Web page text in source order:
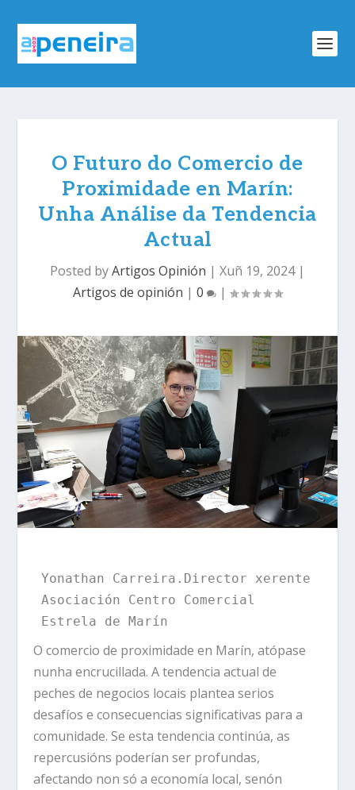
O Futuro do Comercio de
Proximidade en Marín:
Unha Análise da Tendencia
Actual
Posted byArtigos Opinión | Xuñ 19, 2024|
Artigos de opinión | 0 |
Yonathan Carreira.Director xerente
Asociación Centro Comercial
Estrela de Marín
O comercio de proximidade en Marín, atópase
nunha encrucillada. A tendencia actual de
peches de negocios locais plantea serios
desafíos e consecuencias significativas para a
comunidade. Se esta tendencia continúa, as
repercusións poderían ser profundas,
afectando non só a economía local, senón